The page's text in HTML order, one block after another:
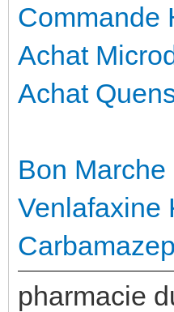
Commande
Achat
Achat
Bon
Venlafaxine
pharmacie